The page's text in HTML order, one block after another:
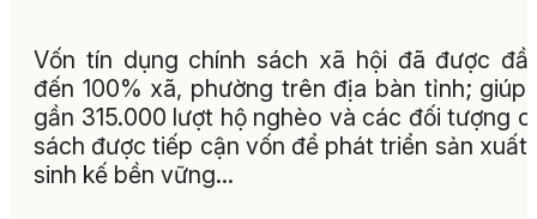
Vốn tín dụng chính sách xã hội đã được
đến 100% xã, phường trên địa bàn tỉnh; giúp
gần 315.000 lượt hộ nghèo và các đối tượng
sách được tiếp cận vốn để phát triển sản
sinh kế bền vững…